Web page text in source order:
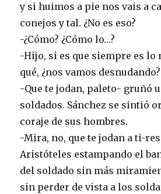
y si huimos a pie nos vais a
conejos y tal. ¿No es eso?
-¿Cómo? ¿Cómo lo…?
-Hijo, si es que siempre es lo
qué, ¿nos vamos desnudando?
-Que te jodan, paleto- gruñó
soldados. Sánchez se sintió
coraje de sus hombres.
-Mira, no, que te jodan a ti-
Aristóteles estampando el
del soldado sin más
sin perder de vista a los